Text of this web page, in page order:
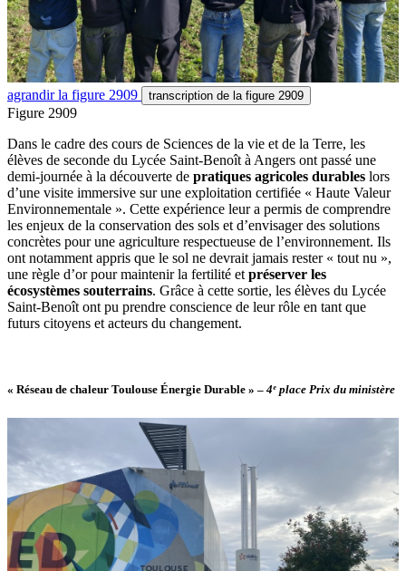
agrandirla figure 2909 transcription de la figure 2909
Figure 2909
Dans le cadre des cours de Sciences de la vie et de la Terre, les
élèves de seconde du Lycée Saint-Benoît à Angers ont passé une
demi-journée à la découverte de pratiques agricoles durables lors
d’une visite immersive sur une exploitation certifiée « Haute Valeur
Environnementale ». Cette expérience leur a permis de comprendre
les enjeux de la conservation des sols et d’envisager des solutions
concrètes pour une agriculture respectueuse de l’environnement. Ils
ont notamment appris que le sol ne devrait jamais rester « tout nu »,
une règle d’or pour maintenir la fertilité et préserver les
écosystèmes souterrains. Grâce à cette sortie, les élèves du Lycée
Saint-Benoît ont pu prendre conscience de leur rôle en tant que
futurs citoyens et acteurs du changement.
« Réseau de chaleur Toulouse Énergie Durable » – 4ᵉ place Prix du ministère